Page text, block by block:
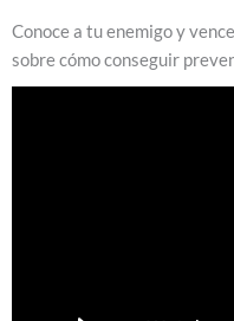
Conoce a tu enemigo y
sobre cómo conseguir